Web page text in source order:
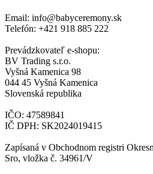
Email: info@babyceremony.sk
Telefón: +421 918 885 222
Prevádzkovateľ e-shopu:
BV Trading s.r.o.
Vyšná Kamenica 98
044 45 Vyšná Kamenica
Slovenská republika
IČO: 47589841
IČ DPH: SK2024019415
Zapísaná v Obchodnom registri
Sro, vložka č. 34961/V